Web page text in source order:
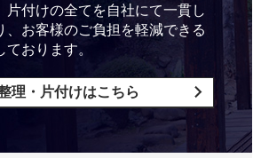
片付けの全てを自社にて一貫し
、お客様のご負担を軽減できる
おります。
理・片付けはこちら